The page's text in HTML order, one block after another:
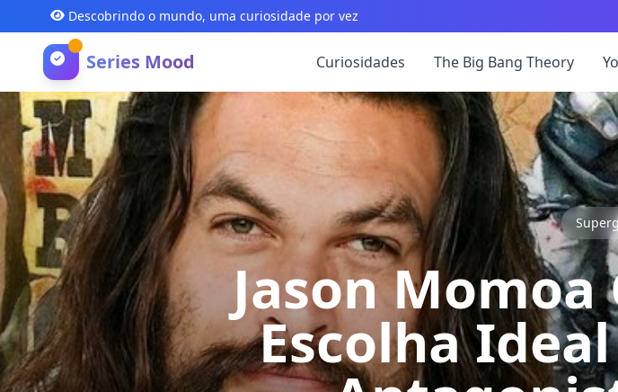
Descobrindo o mundo, uma curiosidade por vez
Series Mood Curiosidades The Big Bang Theory
Jason Momoa
Escolha